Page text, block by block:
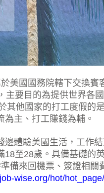
美國國務院轄下交換賓
主要目的為提供世界各
其他國家的打工度假的
主、打工賺錢為輔。
體驗美國生活，工作
至28歲。具備基礎的
備來回機票、簽證相關
wise.org/hot/